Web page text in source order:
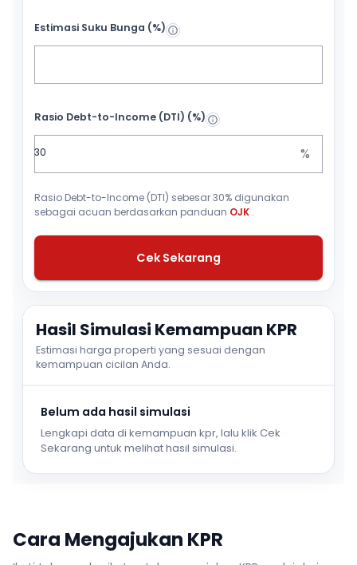
Estimasi Suku Bunga (%)
Rasio Debt-to-Income (DTI) (%)
%
Rasio Debt-to-Income (DTI) sebesar 30% digunakan
sebagai acuan berdasarkan panduan OJK .
Cek Sekarang
Hasil Simulasi Kemampuan KPR
Estimasi harga properti yang sesuai dengan
kemampuan cicilan Anda.
Belum ada hasil simulasi
Lengkapi data di kemampuan kpr, lalu klik Cek
Sekarang untuk melihat hasil simulasi.
Cara Mengajukan KPR